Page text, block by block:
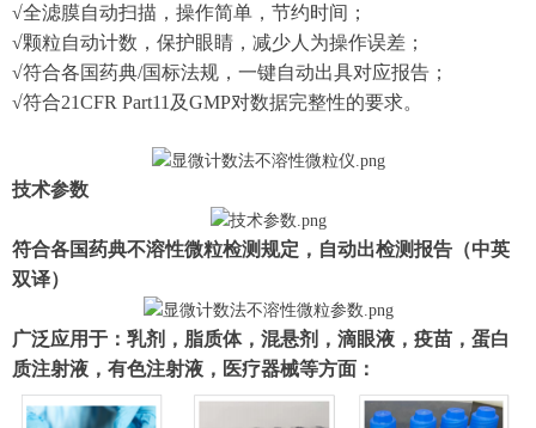
√全滤膜自动扫描，操作简单，节约时间；
√颗粒自动计数，保护眼睛，减少人为操作误差；
√符合各国药典/国标法规，一键自动出具对应报告；
√符合21CFR Part11及GMP对数据完整性的要求。
技术参数
符合各国药典不溶性微粒检测规定，自动出检测报告（中英
双译）
广泛应用于：乳剂，脂质体，混悬剂，滴眼液，疫苗，蛋白
质注射液，有色注射液，医疗器械等方面：